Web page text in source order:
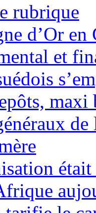
rubrique
d’Or
et
maxi